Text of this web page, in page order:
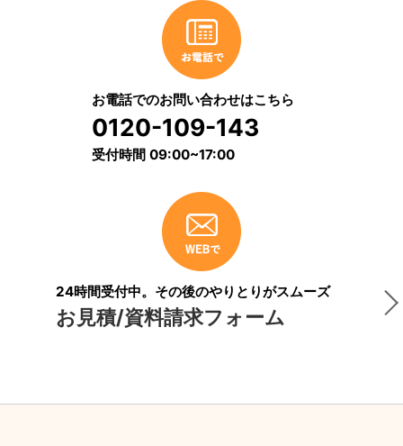
お電話でのお問い合わせはこちら
0120-109-143
受付時間 09:00~17:00
24時間受付中。その後のやりとりがスムーズ
お見積/資料請求フォーム